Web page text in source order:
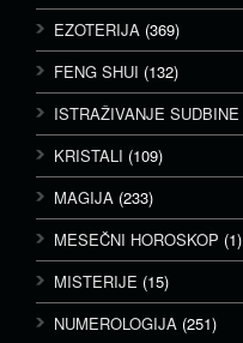
EZOTERIJA (369)
FENG SHUI (132)
ISTRAŽIVANJE SUDBINE
KRISTALI (109)
MAGIJA (233)
MESEČNI HOROSKOP (1)
MISTERIJE (15)
NUMEROLOGIJA (251)